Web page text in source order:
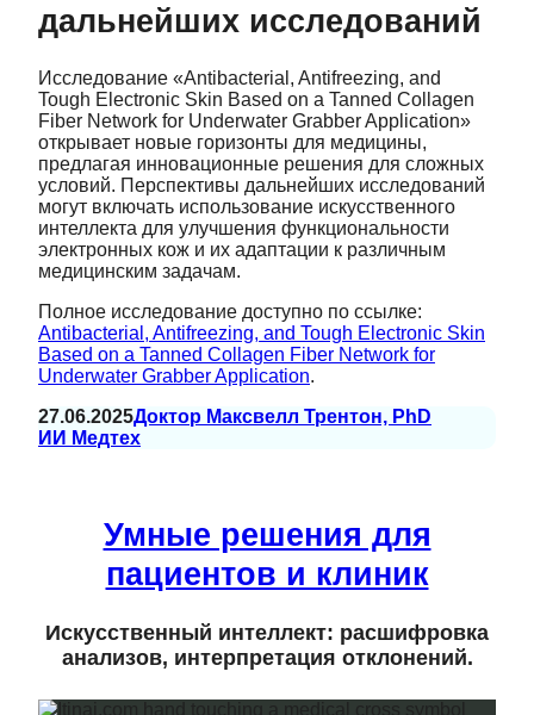
дальнейших исследований
Исследование «Antibacterial, Antifreezing, and
Tough Electronic Skin Based on a Tanned Collagen
Fiber Network for Underwater Grabber Application»
открывает новые горизонты для медицины,
предлагая инновационные решения для сложных
условий. Перспективы дальнейших исследований
могут включать использование искусственного
интеллекта для улучшения функциональности
электронных кож и их адаптации к различным
медицинским задачам.
Полное исследование доступно по ссылке:
Antibacterial, Antifreezing, and Tough Electronic Skin
Based on a Tanned Collagen Fiber Network for
Underwater Grabber Application.
27.06.2025Доктор Максвелл Трентон, PhD
ИИ Медтех
Умные решения для
пациентов и клиник
Искусственный интеллект: расшифровка
анализов, интерпретация отклонений.